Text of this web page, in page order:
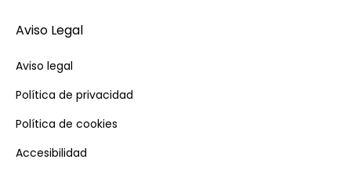
Aviso Legal
Aviso legal
Política de privacidad
Política de cookies
Accesibilidad